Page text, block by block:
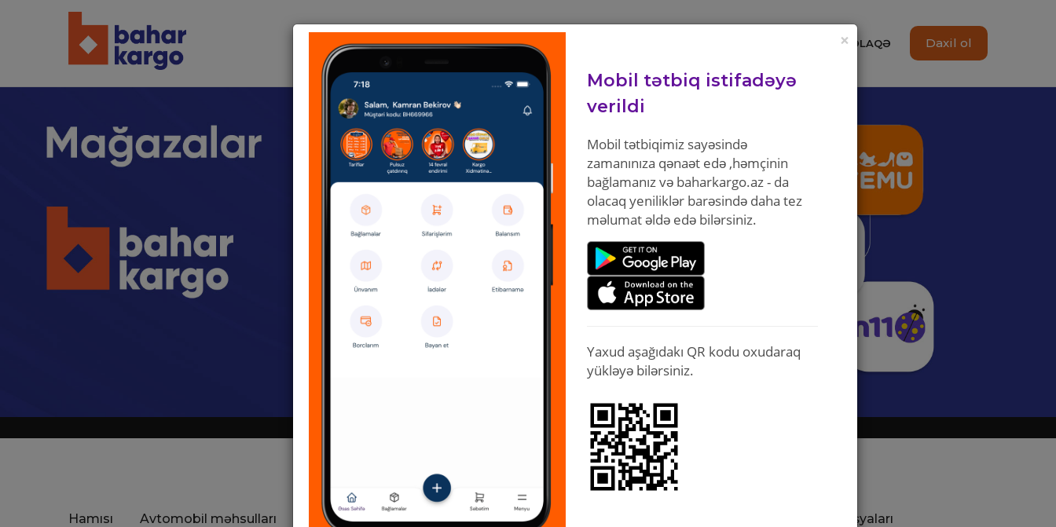
HAQQIMIZDA TARİFLƏR ƏLAQƏ Daxil ol
Hamısı Avtomobil məhsulları Uşaq məhsulları Kosmetika Multibrend mağazalar Ev əşyaları
×
Mobil tətbiq istifadəyə
verildi
Mobil tətbiqimiz sayəsində
zamanınıza qənaət edə ,həmçinin
bağlamanız və baharkargo.az - da
olacaq yeniliklər barəsində daha tez
məlumat əldə edə bilərsiniz.
Yaxud aşağıdakı QR kodu oxudaraq
yükləyə bilərsiniz.